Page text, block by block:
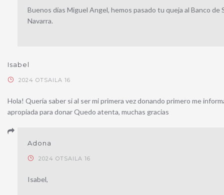
Buenos días Miguel Angel, hemos pasado tu queja al Banco
Navarra.
Isabel
2024 OTSAILA 16
Hola! Quería saber si al ser mi primera vez donando primero me
apropiada para donar Quedo atenta, muchas gracias
Adona
2024 OTSAILA 16
Isabel,